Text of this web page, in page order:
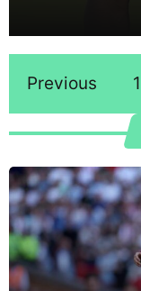
Previous 1